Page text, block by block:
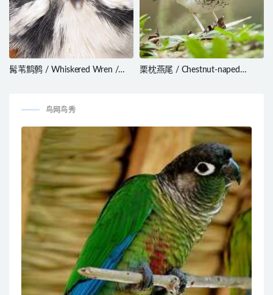
髯苇鹪鹩 / Whiskered Wren /
栗枕燕尾 / Chestnut-naped
鸟网鸟秀